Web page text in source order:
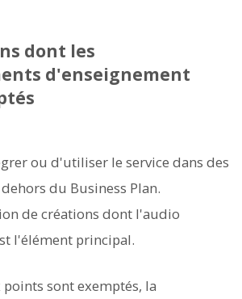
dont les
d'enseignement
ou d'utiliser le service dans des
du Business Plan.
de créations dont l'audio
l'élément principal.
sont exemptés, la